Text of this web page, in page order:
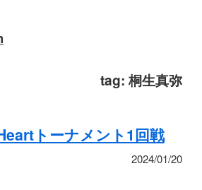
tag:桐生真弥
トーナメント1回戦
2024/01/20